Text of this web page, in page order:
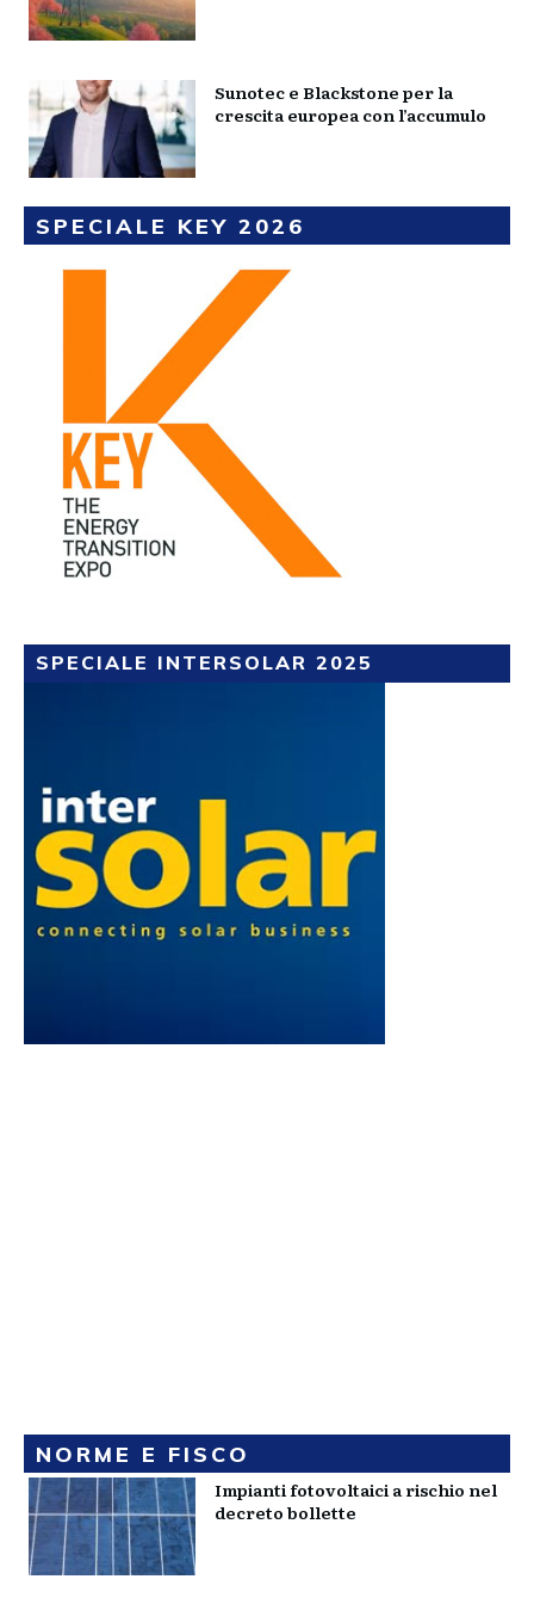
Sunotec e Blackstone per la
crescita europea con l’accumulo
SPECIALE KEY 2026
SPECIALE INTERSOLAR 2025
NORME E FISCO
Impianti fotovoltaici a rischio nel
decreto bollette